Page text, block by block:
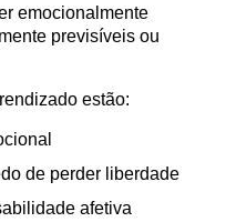
emocionalmente
previsíveis ou
estão:
de perder liberdade
afetiva